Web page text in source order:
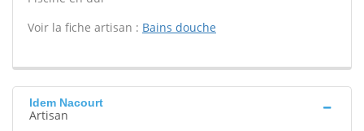
Voir la fiche artisan : Bains douche
Idem Nacourt
Artisan